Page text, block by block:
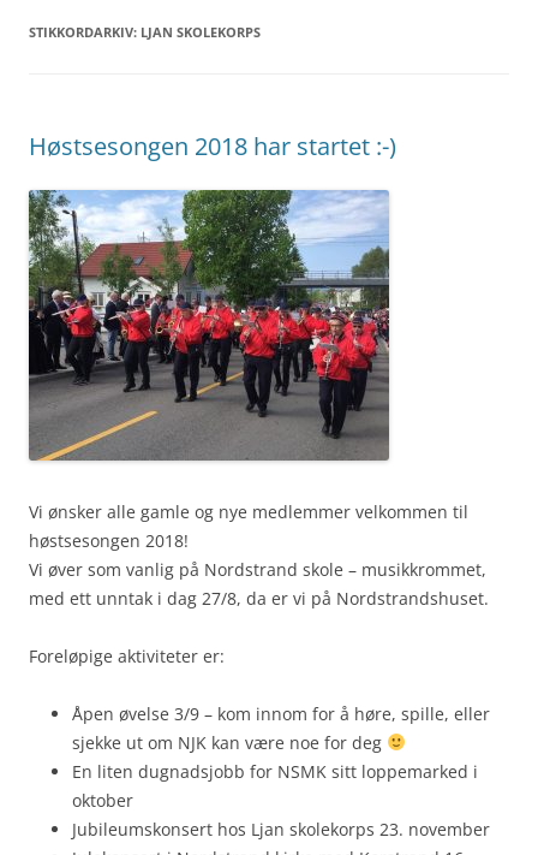
STIKKORDARKIV: LJAN SKOLEKORPS
Høstsesongen 2018 har startet :-)
Vi ønsker alle gamle og nye medlemmer velkommen til
høstsesongen 2018!
Vi øver som vanlig på Nordstrand skole – musikkrommet,
med ett unntak i dag 27/8, da er vi på Nordstrandshuset.
Foreløpige aktiviteter er:
Åpen øvelse 3/9 – kom innom for å høre, spille, eller
sjekke ut om NJK kan være noe for deg
En liten dugnadsjobb for NSMK sitt loppemarked i
oktober
Jubileumskonsert hos Ljan skolekorps 23. november